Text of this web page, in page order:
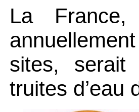
La France,
sites, serait
truites d’eau